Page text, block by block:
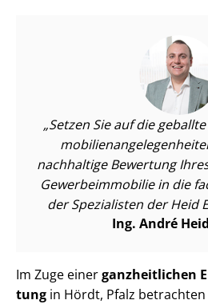
Setzen Sie auf die
nachhaltige Bewertung
Ge­wer­be­im­mo­bi­lie in die
der Spezialisten der Heid
Ing. André
Im Zuge einerganzheitlichen
tung in Hördt, Pfalz